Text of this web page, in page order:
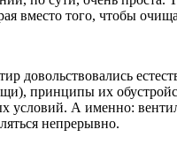
того, чтобы
довольствовались
принципы их
условий. А именно:
непрерывно.